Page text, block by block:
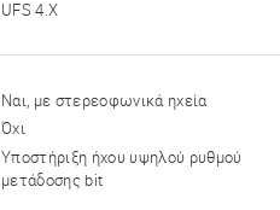
UFS 4.X
Ναι, με στερεοφωνικά ηχεία
Όχι
Υποστήριξη ήχου υψηλού ρυθμού
μετάδοσης bit